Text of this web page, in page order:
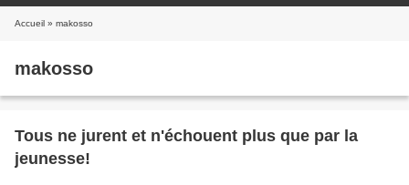
Accueil » makosso
makosso
Tous ne jurent et n'échouent plus que par la
jeunesse!